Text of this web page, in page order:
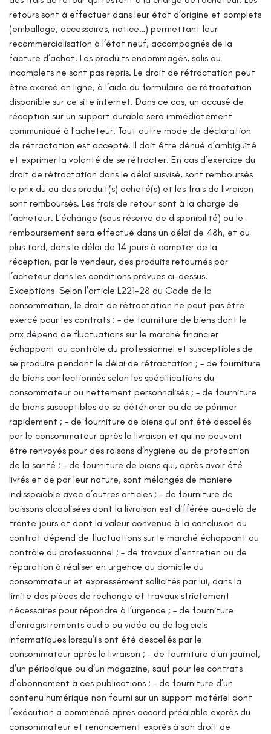
retours sont à effectuer dans leur état d’origine et complets
(emballage, accessoires, notice…) permettant leur
recommercialisation à l’état neuf, accompagnés de la
facture d’achat. Les produits endommagés, salis ou
incomplets ne sont pas repris. Le droit de rétractation peut
être exercé en ligne, à l’aide du formulaire de rétractation
disponible sur ce site internet. Dans ce cas, un accusé de
réception sur un support durable sera immédiatement
communiqué à l’acheteur. Tout autre mode de déclaration
de rétractation est accepté. Il doit être dénué d’ambiguïté
et exprimer la volonté de se rétracter. En cas d’exercice du
droit de rétractation dans le délai susvisé, sont remboursés
le prix du ou des produit(s) acheté(s) et les frais de livraison
sont remboursés. Les frais de retour sont à la charge de
l’acheteur. L’échange (sous réserve de disponibilité) ou le
remboursement sera effectué dans un délai de 48h, et au
plus tard, dans le délai de 14 jours à compter de la
réception, par le vendeur, des produits retournés par
l’acheteur dans les conditions prévues ci-dessus.
Exceptions Selon l’article L221-28 du Code de la
consommation, le droit de rétractation ne peut pas être
exercé pour les contrats : – de fourniture de biens dont le
prix dépend de fluctuations sur le marché financier
échappant au contrôle du professionnel et susceptibles de
se produire pendant le délai de rétractation ; – de fourniture
de biens confectionnés selon les spécifications du
consommateur ou nettement personnalisés ; – de fourniture
de biens susceptibles de se détériorer ou de se périmer
rapidement ; – de fourniture de biens qui ont été descellés
par le consommateur après la livraison et qui ne peuvent
être renvoyés pour des raisons d’hygiène ou de protection
de la santé ; – de fourniture de biens qui, après avoir été
livrés et de par leur nature, sont mélangés de manière
indissociable avec d’autres articles ; – de fourniture de
boissons alcoolisées dont la livraison est différée au-delà de
trente jours et dont la valeur convenue à la conclusion du
contrat dépend de fluctuations sur le marché échappant au
contrôle du professionnel ; – de travaux d’entretien ou de
réparation à réaliser en urgence au domicile du
consommateur et expressément sollicités par lui, dans la
limite des pièces de rechange et travaux strictement
nécessaires pour répondre à l’urgence ; – de fourniture
d’enregistrements audio ou vidéo ou de logiciels
informatiques lorsqu’ils ont été descellés par le
consommateur après la livraison ; – de fourniture d’un journal,
d’un périodique ou d’un magazine, sauf pour les contrats
d’abonnement à ces publications ; – de fourniture d’un
contenu numérique non fourni sur un support matériel dont
l’exécution a commencé après accord préalable exprès du
consommateur et renoncement exprès à son droit de